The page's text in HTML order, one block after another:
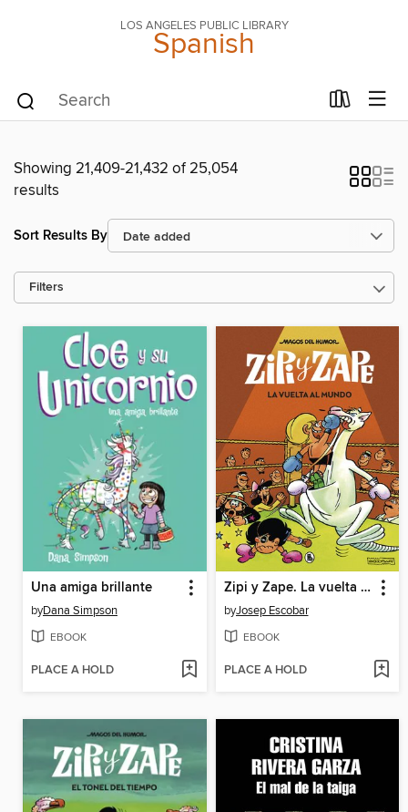
LOS ANGELES PUBLIC LIBRARY
Spanish
Showing 21,409-21,432 of 25,054
results
Sort Results By
Filters
Una amiga brillante
byDana Simpson
EBOOK
PLACE A HOLD
Zipi y Zape. La vuelta al mundo
byJosep Escobar
EBOOK
PLACE A HOLD